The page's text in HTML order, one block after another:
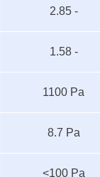
2.85 -
1.58 -
1100 Pa
8.7 Pa
<100 Pa